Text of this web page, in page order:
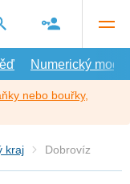
Numerický model
nebo bouřky,
kraj Dobrovíz